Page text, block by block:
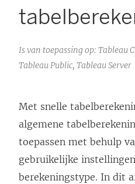
Is van toepassing op: Tableau
Tableau Public, Tableau Server
Met snelle
algemene
toepassen met behulp
gebruikelijke
berekeningstype. In dit